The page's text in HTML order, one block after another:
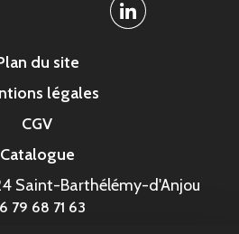
Linkedin
du site
légales
CGV
Catalogue
Saint-Barthélémy-d'Anjou
79 68 71 63